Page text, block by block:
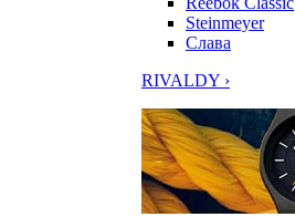
Steinmeyer
Слава
RIVALDY ›